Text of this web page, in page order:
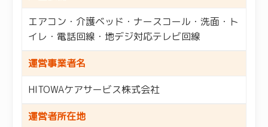
エアコン・介護ベッド・ナースコール・洗面・ト
イレ・電話回線・地デジ対応テレビ回線
運営事業者名
HITOWAケアサービス株式会社
運営者所在地